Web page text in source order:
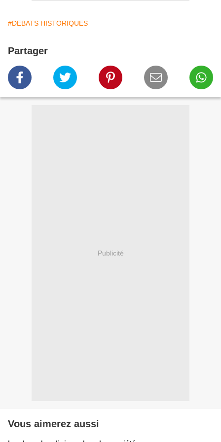
#DEBATS HISTORIQUES
Partager
Publicité
Vous aimerez aussi